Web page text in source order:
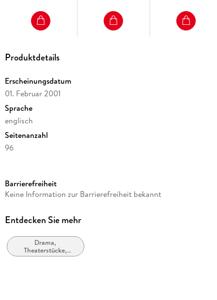
Produktdetails
Erscheinungsdatum
01. Februar 2001
Sprache
englisch
Seitenanzahl
96
Autor/Autorin
Verlag/Hersteller
Produktart
kartoniert
Barrierefreiheit
Keine Information zur Barrierefreiheit bekannt
Entdecken Sie mehr
Drama,
Theaterstücke,
Drehbücher